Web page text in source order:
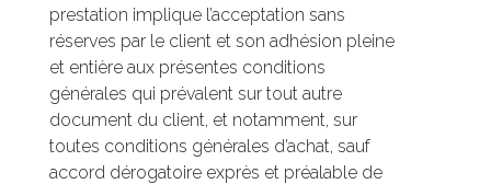
prestation implique l’acceptation sans
réserves par le client et son adhésion pleine
et entière aux présentes conditions
générales qui prévalent sur tout autre
document du client, et notamment, sur
toutes conditions générales d’achat, sauf
accord dérogatoire exprès et préalable de